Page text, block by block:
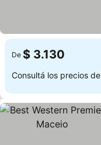
De $ 3.130
Consultá los precios de